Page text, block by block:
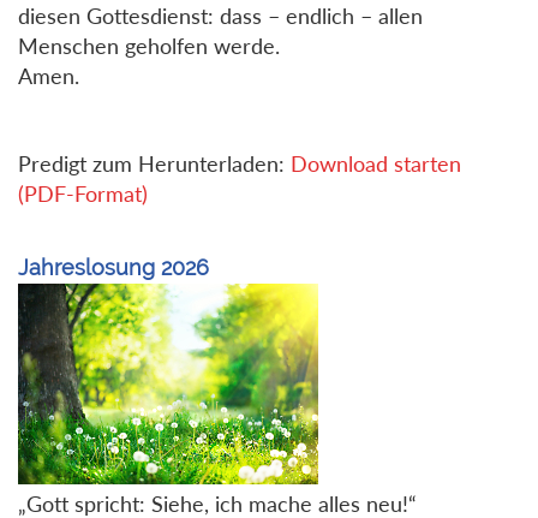
diesen Gottesdienst: dass – endlich – allen
Menschen geholfen werde.
Amen.
Predigt zum Herunterladen: Download starten
(PDF-Format)
Jahreslosung 2026
„Gott spricht: Siehe, ich mache alles neu!“